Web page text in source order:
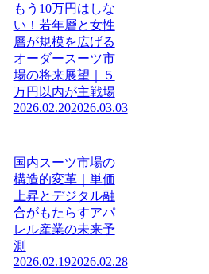
もう10万円はしな
い！若年層と女性
層が規模を広げる
オーダースーツ市
場の将来展望｜５
万円以内が主戦場
2026.02.202026.03.03
国内スーツ市場の
構造的変革｜単価
上昇とデジタル融
合がもたらすアパ
レル産業の未来予
測
2026.02.192026.02.28